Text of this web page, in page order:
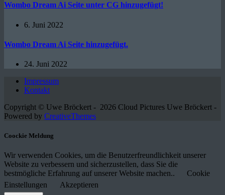
Wombo Dream Ai Seite unter CG hinzugefügt!
6. Juni 2022
Wombo Dream Ai Seite hinzugefügt.
24. Juni 2022
Impressum
Kontakt
Copyright © Uwe Bröckert - 2026 Cloud Pictures Uwe Bröckert -
Powered by CreativeThemes
Coockie Meldung
Wir verwenden Cookies, um die Benutzerfreundlichkeit unserer
Website zu verbessern und sicherzustellen, dass Sie die
bestmögliche Erfahrung auf unserer Website machen..
Cookie
Einstellungen
Akzeptieren